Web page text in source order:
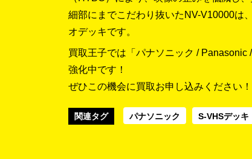
細部にまでこだわり抜いたNV-V10000は
オデッキです。
買取王子では「パナソニック /
強化中です！
ぜひこの機会に買取お申し込みください！
関連タグ パナソニック S-VHSデッキ